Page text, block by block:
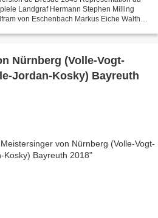
Landgraf Hermann Stephen Milling
von Eschenbach Markus Eiche Walther
Nürnberg (Volle-Vogt-
Jordan-Kosky) Bayreuth